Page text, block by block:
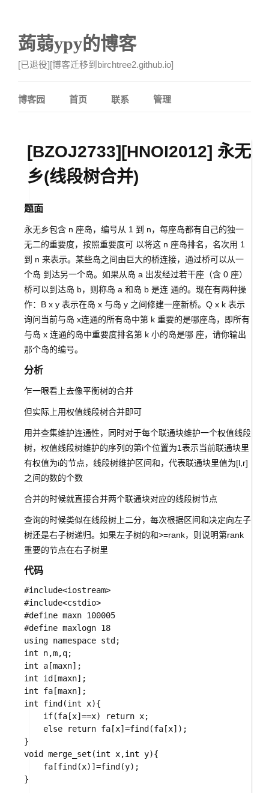
蒟蒻ypy的博客
[已退役][博客迁移到birchtree2.github.io]
博客园 首页 联系 管理
[BZOJ2733][HNOI2012] 永无
乡(线段树合并)
题面
永无乡包含 n 座岛，编号从 1 到 n，每座岛都有自己的独一
无二的重要度，按照重要度可 以将这 n 座岛排名，名次用 1
到 n 来表示。某些岛之间由巨大的桥连接，通过桥可以从一
个岛 到达另一个岛。如果从岛 a 出发经过若干座（含 0 座）
桥可以到达岛 b，则称岛 a 和岛 b 是连 通的。现在有两种操
作：B x y 表示在岛 x 与岛 y 之间修建一座新桥。Q x k 表示
询问当前与岛 x连通的所有岛中第 k 重要的是哪座岛，即所有
与岛 x 连通的岛中重要度排名第 k 小的岛是哪 座，请你输出
那个岛的编号。
分析
乍一眼看上去像平衡树的合并
但实际上用权值线段树合并即可
用并查集维护连通性，同时对于每个联通块维护一个权值线段
树，权值线段树维护的序列的第i个位置为1表示当前联通块里
有权值为i的节点，线段树维护区间和，代表联通块里值为[l,r]
之间的数的个数
合并的时候就直接合并两个联通块对应的线段树节点
查询的时候类似在线段树上二分，每次根据区间和决定向左子
树还是右子树递归。如果左子树的和>=rank，则说明第rank
重要的节点在右子树里
代码
#include<iostream>
#include<cstdio>
#define maxn 100005
#define maxlogn 18
using namespace std;
int n,m,q;
int a[maxn];
int id[maxn];
int fa[maxn];
int find(int x){
    if(fa[x]==x) return x;
    else return fa[x]=find(fa[x]);
}
void merge_set(int x,int y){
    fa[find(x)]=find(y);
}